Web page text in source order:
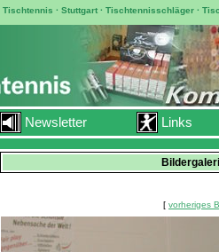
Tischtennis · Stuttgart· Tischtennisschläger·
Newsletter Links
[ vorheriges